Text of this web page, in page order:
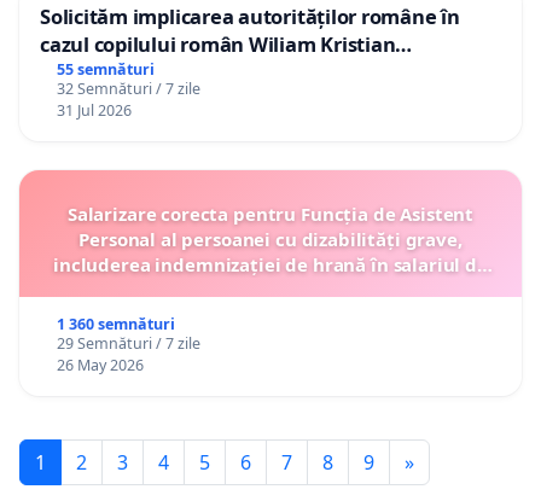
Solicităm implicarea autorităților române în
cazul copilului român Wiliam Kristian
Gheorghe, aflat în plasament în Danemarca de
12 ani
55 semnături
32 Semnături / 7 zile
31 Jul 2026
Salarizare corecta pentru Funcția de Asistent
Personal al persoanei cu dizabilități grave,
includerea indemnizației de hrană în salariul de
1 360 semnături
29 Semnături / 7 zile
26 May 2026
1 2 3 4 5 6 7 8 9 »